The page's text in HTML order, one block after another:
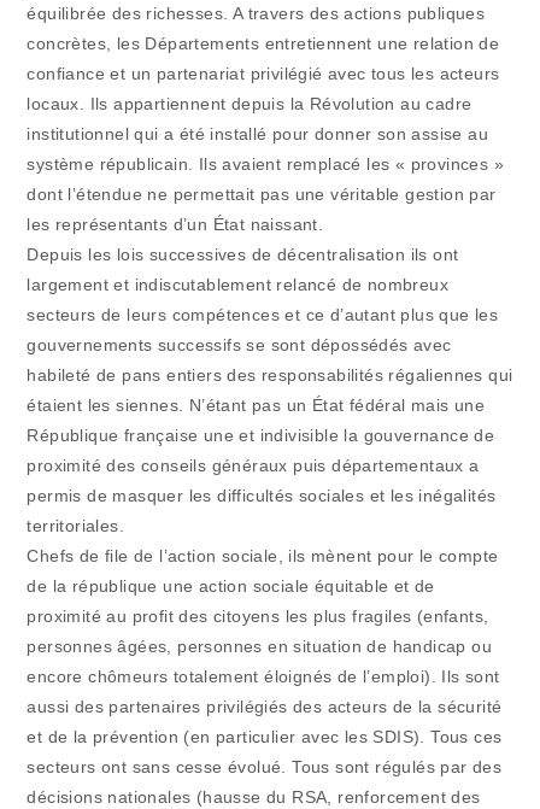
équilibrée des richesses. A travers des actions publiques
concrètes, les Départements entretiennent une relation de
confiance et un partenariat privilégié avec tous les acteurs
locaux. Ils appartiennent depuis la Révolution au cadre
institutionnel qui a été installé pour donner son assise au
système républicain. Ils avaient remplacé les « provinces »
dont l’étendue ne permettait pas une véritable gestion par
les représentants d’un État naissant.
Depuis les lois successives de décentralisation ils ont
largement et indiscutablement relancé de nombreux
secteurs de leurs compétences et ce d’autant plus que les
gouvernements successifs se sont dépossédés avec
habileté de pans entiers des responsabilités régaliennes qui
étaient les siennes. N’étant pas un État fédéral mais une
République française une et indivisible la gouvernance de
proximité des conseils généraux puis départementaux a
permis de masquer les difficultés sociales et les inégalités
territoriales.
Chefs de file de l’action sociale, ils mènent pour le compte
de la république une action sociale équitable et de
proximité au profit des citoyens les plus fragiles (enfants,
personnes âgées, personnes en situation de handicap ou
encore chômeurs totalement éloignés de l’emploi). Ils sont
aussi des partenaires privilégiés des acteurs de la sécurité
et de la prévention (en particulier avec les SDIS). Tous ces
secteurs ont sans cesse évolué. Tous sont régulés par des
décisions nationales (hausse du RSA, renforcement des